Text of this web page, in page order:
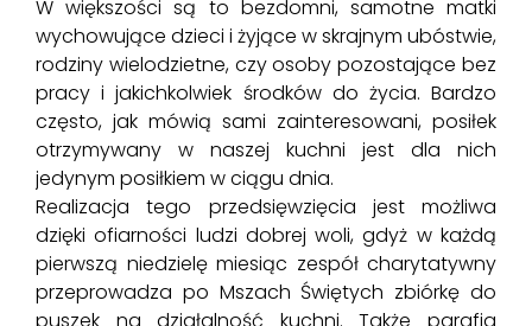
W większości są to bezdomni, samotne matki
wychowujące dzieci i żyjące w skrajnym ubóstwie,
rodziny wielodzietne, czy osoby pozostające bez
pracy i jakichkolwiek środków do życia. Bardzo
często, jak mówią sami zainteresowani, posiłek
otrzymywany w naszej kuchni jest dla nich
jedynym posiłkiem w ciągu dnia.
Realizacja tego przedsięwzięcia jest możliwa
dzięki ofiarności ludzi dobrej woli, gdyż w każdą
pierwszą niedzielę miesiąc zespół charytatywny
przeprowadza po Mszach Świętych zbiórkę do